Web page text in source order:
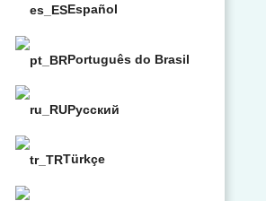
Español
Português do Brasil
Русский
Türkçe